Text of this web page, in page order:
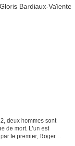
deux hommes sont
de mort. L’un est
le premier, Roger